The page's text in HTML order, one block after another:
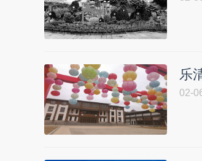
乐
02-